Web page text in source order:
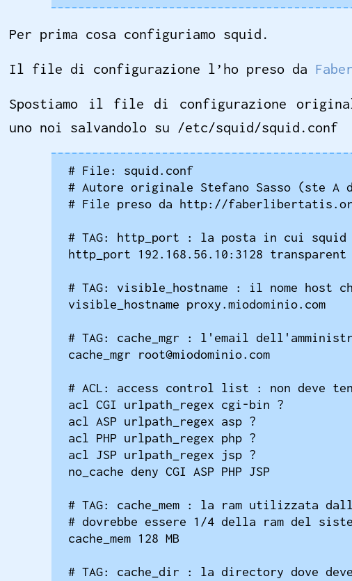
Per prima cosa configuriamo squid.
Il file di configurazione l’ho preso da
Spostiamo il file di configurazione
uno noi salvandolo su /etc/squid/squid.conf
# File: squid.conf
# Autore originale Stefano Sasso (ste A
# File preso da http://faberlibertatis.org/
# TAG: http_port : la posta in cui
http_port 192.168.56.10:3128
# TAG: visible_hostname : il nome host
visible_hostname proxy.miodominio.com
# TAG: cache_mgr : l'email
cache_mgr root@miodominio.com
# ACL: access control list : non deve
acl CGI urlpath_regex cgi-bin ?
acl ASP urlpath_regex asp ?
acl PHP urlpath_regex php ?
acl JSP urlpath_regex jsp ?
no_cache deny CGI ASP PHP JSP
# TAG: cache_mem : la ram utilizzata
# dovrebbe essere 1/4 della ram del
cache_mem 128 MB
# TAG: cache_dir : la directory dove